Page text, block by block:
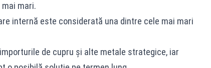
mari.
internă este considerată una dintre cele mai mari
de cupru și alte metale strategice, iar